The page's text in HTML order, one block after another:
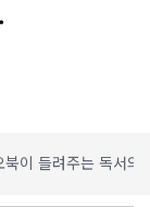
이 들려주는 독서의